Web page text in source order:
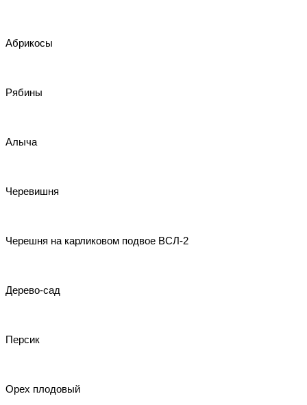
Абрикосы
Рябины
Алыча
Черевишня
Черешня на карликовом подвое ВСЛ-2
Дерево-сад
Персик
Орех плодовый